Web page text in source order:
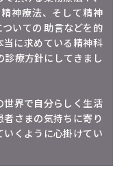
神療法、そして精神
いての 助言などを的
に求めている精神科
診療方針にしてきまし
界で自分らしく生活
さまの気持ちに寄り
くように心掛けてい